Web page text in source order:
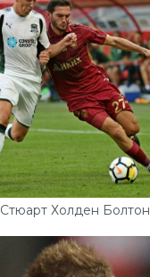
Стюарт Холден Болтон